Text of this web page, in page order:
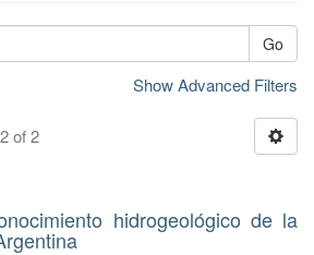
Go
Show Advanced Filters
of 2
hidrogeológico de la